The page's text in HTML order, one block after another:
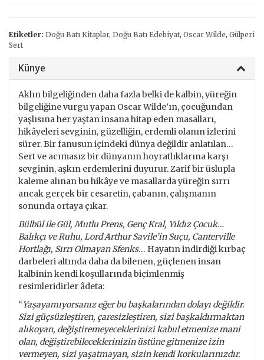
Etiketler: Doğu Batı Kitaplar, Doğu Batı Edebiyat, Oscar Wilde, Gülperi
Sert
Künye
Aklın bilgeliğinden daha fazla belki de kalbin, yüreğin
bilgeliğine vurgu yapan Oscar Wilde’ın, çocuğundan
yaşlısına her yaştan insana hitap eden masalları,
hikâyeleri sevginin, güzelliğin, erdemli olanın izlerini
sürer. Bir fanusun içindeki dünya değildir anlatılan…
Sert ve acımasız bir dünyanın hoyratlıklarına karşı
sevginin, aşkın erdemlerini duyurur. Zarif bir üslupla
kaleme alınan bu hikâye ve masallarda yüreğin sırrı
ancak gerçek bir cesaretin, çabanın, çalışmanın
sonunda ortaya çıkar.
Bülbül ile Gül, Mutlu Prens, Genç Kral, Yıldız Çocuk…
Balıkçı ve Ruhu, Lord Arthur Savile’in Suçu, Canterville
Hortlağı, Sırrı Olmayan Sfenks… Hayatın indirdiği kırbaç
darbeleri altında daha da bilenen, güçlenen insan
kalbinin kendi koşullarında biçimlenmiş
resimleridirler âdeta:
“Yaşayamıyorsanız eğer bu başkalarından dolayı değildir.
Sizi güçsüzleştiren, çaresizleştiren, sizi başkaldırmaktan
alıkoyan, değiştiremeyeceklerinizi kabul etmenize mani
olan, değiştirebileceklerinizin üstüne gitmenize izin
vermeyen, sizi yaşatmayan, sizin kendi korkularınızdır.